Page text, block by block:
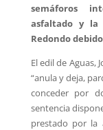
semáforos
asfaltado y la
Redondo
El edil de Aguas,
“anula y deja,
conceder por
sentencia
prestado por la